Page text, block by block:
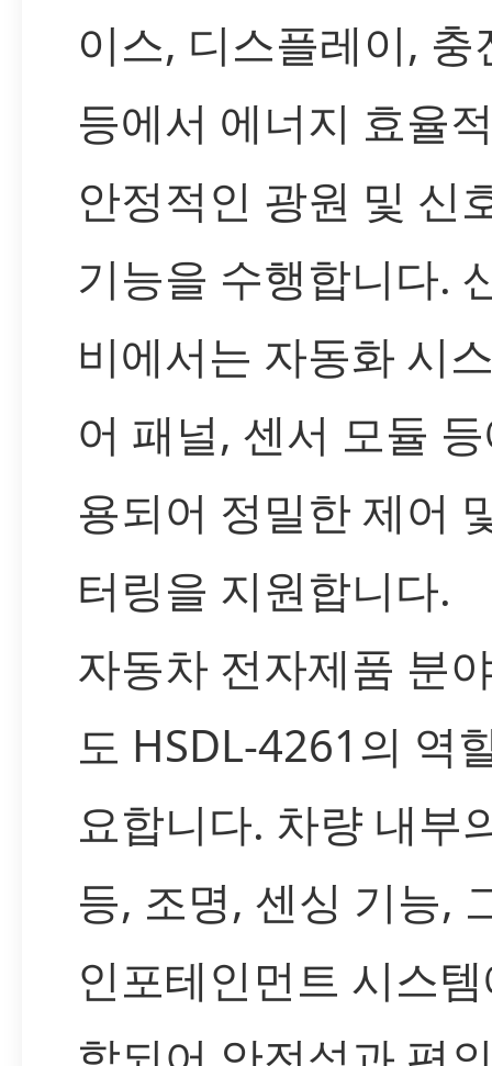
이스, 디스플레이, 충
등에서 에너지 효율
안정적인 광원 및 신
기능을 수행합니다.
비에서는 자동화 시
어 패널, 센서 모듈
용되어 정밀한 제어
터링을 지원합니다.
자동차 전자제품 분
도 HSDL-4261의 역
요합니다. 차량 내부
등, 조명, 센싱 기능,
인포테인먼트 시스